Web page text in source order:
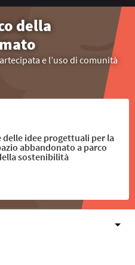
della
e l’uso di comunità
idee progettuali per la
abbandonato a parco
sostenibilità